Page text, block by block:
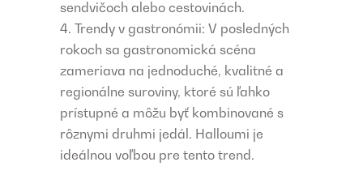
sendvičoch alebo cestovinách.
Trendy v gastronómii: V posledných
rokoch sa gastronomická scéna
zameriava na jednoduché, kvalitné a
regionálne suroviny, ktoré sú ľahko
prístupné a môžu byť kombinované s
rôznymi druhmi jedál. Halloumi je
ideálnou voľbou pre tento trend.